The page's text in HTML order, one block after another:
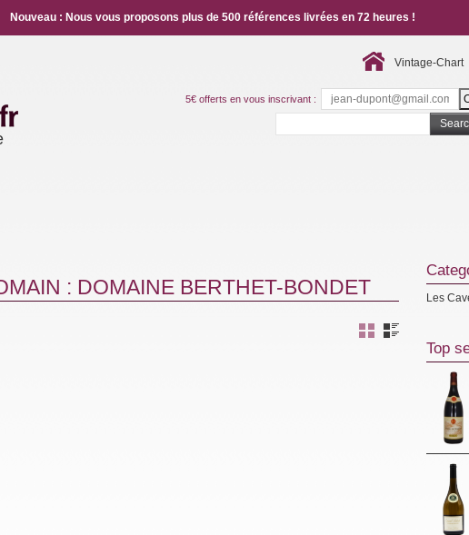
Vintage-Chart
Nouveau : Nous vous proposons plus de 500 références livrées en 72 heures !
5€ offerts en vous inscrivant :
: DOMAINE BERTHET-BONDET Les
Top